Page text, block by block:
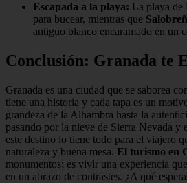
Escapada a la playa: La playa de
para bucear, mientras que
antiguo blanco encaramado en un
Conclusión: Granada te
Granada es una ciudad que se saborea
tiene una historia y cada tapa es un
grandeza de la Alhambra hasta la
pasando por la nieve de Sierra Nevada y
este destino lo tiene todo para el viajero
naturaleza y buena mesa. El turismo en
monumentos; es vivir una experiencia
en un abrazo de contrastes. ¿A qué